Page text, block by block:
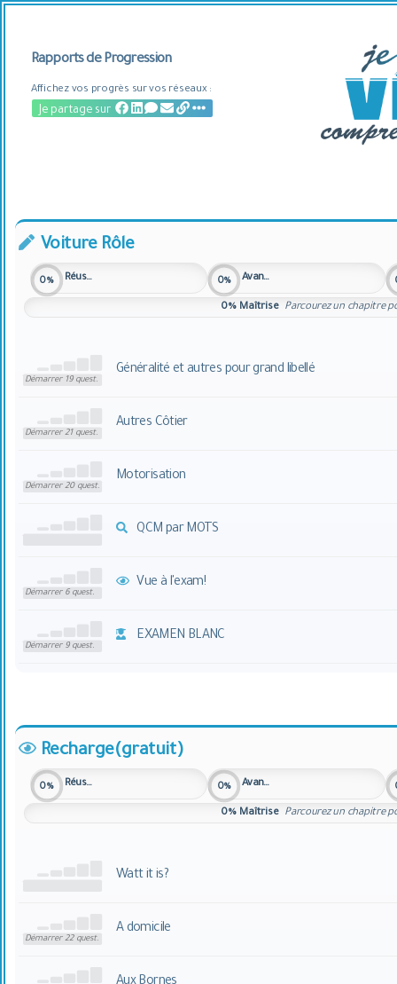
Rapportsde Progression
Affichez vos progrès sur vos réseaux :
Je partage sur
Voiture Rôle
0% Réussite 0% Avancement
0% Maîtrise Parcourez un chapitre
Démarrer 19 quest.
Généralité et autres pour grand libellé
Démarrer 21 quest.
Autres Côtier
Démarrer 20 quest.
Motorisation
QCM par MOTS
Démarrer 6 quest.
Vue à l'exam!
Démarrer 9 quest.
EXAMEN BLANC
Recharge(gratuit)
0% Réussite 0% Avancement
0% Maîtrise Parcourez un chapitre
Watt it is?
Démarrer 22 quest.
A domicile